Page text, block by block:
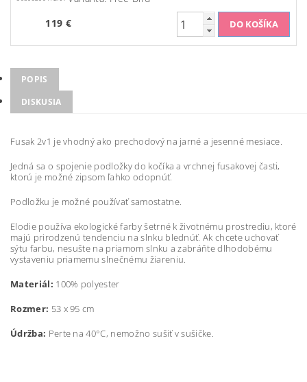
119 €
POPIS
DISKUSIA
Fusak 2v1 je vhodný ako prechodový na jarné a jesenné mesiace.
Jedná sa o spojenie podložky do kočíka a vrchnej fusakovej časti,
ktorú je možné zipsom ľahko odopnúť.
Podložku je možné používať samostatne.
Elodie používa ekologické farby šetrné k životnému prostrediu, ktoré
majú prirodzenú tendenciu na slnku blednúť. Ak chcete uchovať
sýtu farbu, nesušte na priamom slnku a zabráňte dlhodobému
vystaveniu priamemu slnečnému žiareniu.
Materiál: 100% polyester
Rozmer: 53 x 95 cm
Údržba: Perte na 40°C, nemožno sušiť v sušičke.